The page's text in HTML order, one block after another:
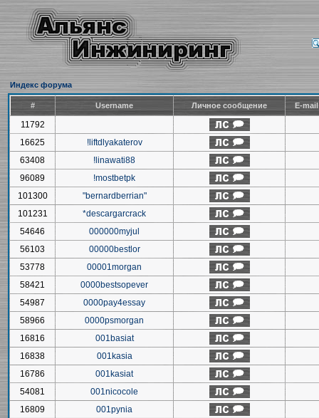
Индекс форума
# Username Личное сообщение E-
11792
16625
!liftdlyakaterov
63408
!linawati88
96089
!mostbetpk
101300
"bernardberrian"
101231
*descargarcrack
54646
000000myjul
56103
00000bestlor
53778
00001morgan
58421
0000bestsopever
54987
0000pay4essay
58966
0000psmorgan
16816
001basiat
16838
001kasia
16786
001kasiat
54081
001nicocole
16809
001pynia